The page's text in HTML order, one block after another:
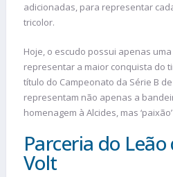
adicionadas, para representar
tricolor.
Hoje, o escudo possui apenas
representar a maior conquista do
título do Campeonato da Série B
representam não apenas a
homenagem à Alcides, mas ‘paixão’
Parceria do Leão
Volt